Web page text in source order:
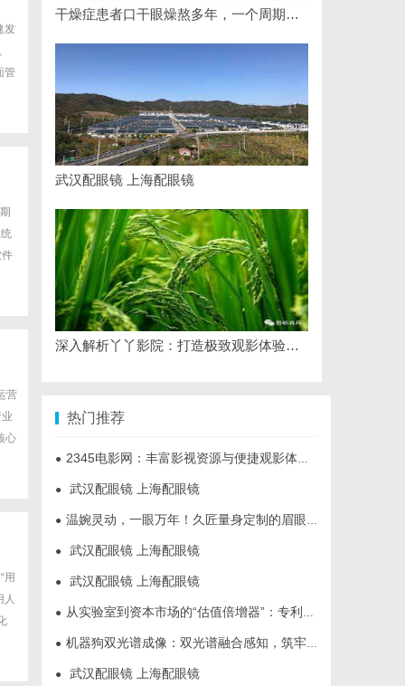
发
管
营
心
用
人
干燥症患者口干眼燥熬多年，一个周期缓过来？老中医：一张辨证方对症，身体找回津液
武汉配眼镜 上海配眼镜
深入解析丫丫影院：打造极致观影体验的在线平台
热门推荐
● 2345电影网：丰富影视资源与便捷观影体验的最佳选择
● 武汉配眼镜 上海配眼镜
● 温婉灵动，一眼万年！久匠量身定制的眉眼唇，才是你整张脸的点睛之笔！淡颜系女生的气质加分项
● 武汉配眼镜 上海配眼镜
● 武汉配眼镜 上海配眼镜
● 从实验室到资本市场的“估值倍增器”：专利律师如何重塑硬科技企业的融资逻辑
● 机器狗双光谱成像：双光谱融合感知，筑牢工矿机器狗全域巡检识别能力
● 武汉配眼镜 上海配眼镜